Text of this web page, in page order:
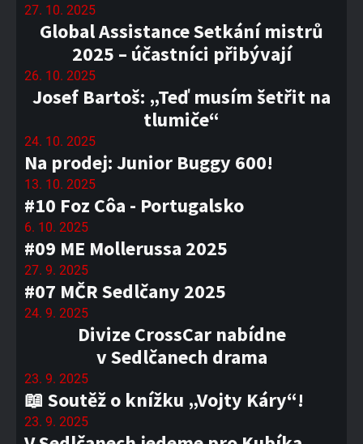
27. 10. 2025
Global Assistance Setkání mistrů
2025 – účastníci přibývají
26. 10. 2025
Josef Bartoš: „Teď musím šetřit na
tlumiče“
24. 10. 2025
Na prodej: Junior Buggy 600!
13. 10. 2025
#10 Foz Côa - Portugalsko
6. 10. 2025
#09 ME Mollerussa 2025
27. 9. 2025
#07 MČR Sedlčany 2025
24. 9. 2025
Divize CrossCar nabídne
v Sedlčanech drama
23. 9. 2025
📖 Soutěž o knížku „Vojty Káry“!
23. 9. 2025